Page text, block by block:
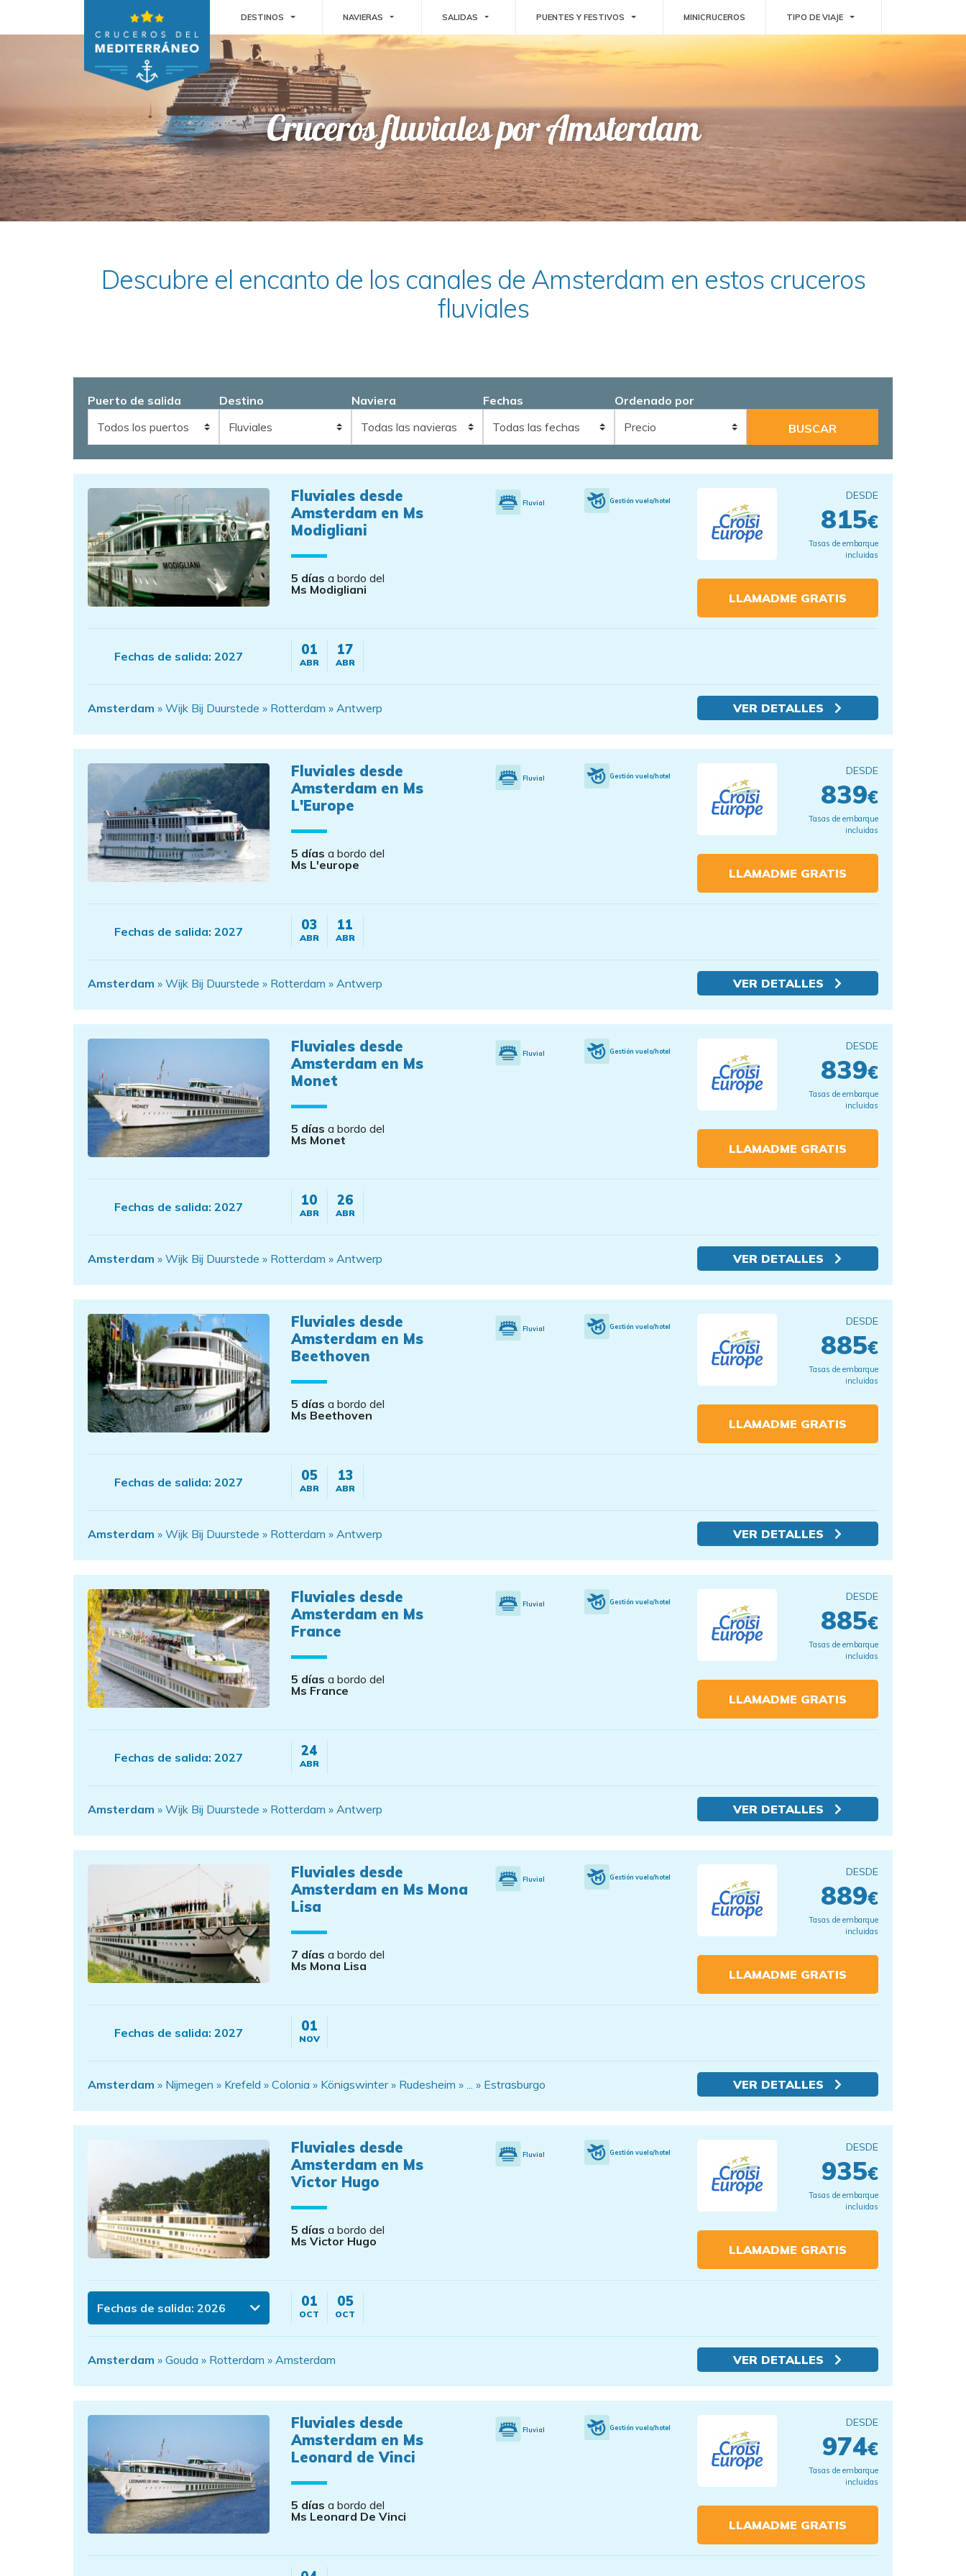
DESTINOS TOGGLE DROPDOWN
NAVIERAS TOGGLE DROPDOWN
SALIDAS TOGGLE DROPDOWNPUENTES Y FESTIVOS TOGGLE DROPDOWN
MINICRUCEROS TIPO DE VIAJE TOGGLE DROPDOWN
Cruceros fluviales por Amsterdam
Descubre el encanto de los canales de Amsterdam en estos cruceros
fluviales
Puerto de salida Destino Naviera Fechas Ordenado por
Fluviales desde
Amsterdam en Ms
Modigliani
5 días a bordo del
Ms Modigliani
Fluvial Gestión vuelo/hotel DESDE
815€
Tasas de embarque
incluidas
LLAMADME GRATIS
Fechas de salida: 2027 01
ABR
17
ABR
Amsterdam » Wijk Bij Duurstede » Rotterdam » Antwerp VER DETALLES
Fluviales desde
Amsterdam en Ms
L'Europe
5 días a bordo del
Ms L'europe
Fluvial Gestión vuelo/hotel DESDE
839€
Tasas de embarque
incluidas
LLAMADME GRATIS
Fechas de salida: 2027 03
ABR
11
ABR
Amsterdam » Wijk Bij Duurstede » Rotterdam » Antwerp VER DETALLES
Fluviales desde
Amsterdam en Ms
Monet
5 días a bordo del
Ms Monet
Fluvial Gestión vuelo/hotel DESDE
839€
Tasas de embarque
incluidas
LLAMADME GRATIS
Fechas de salida: 2027 10
ABR
26
ABR
Amsterdam » Wijk Bij Duurstede » Rotterdam » Antwerp VER DETALLES
Fluviales desde
Amsterdam en Ms
Beethoven
5 días a bordo del
Ms Beethoven
Fluvial Gestión vuelo/hotel DESDE
885€
Tasas de embarque
incluidas
LLAMADME GRATIS
Fechas de salida: 2027 05
ABR
13
ABR
Amsterdam » Wijk Bij Duurstede » Rotterdam » Antwerp VER DETALLES
Fluviales desde
Amsterdam en Ms
France
5 días a bordo del
Ms France
Fluvial Gestión vuelo/hotel DESDE
885€
Tasas de embarque
incluidas
LLAMADME GRATIS
Fechas de salida: 2027 24
ABR
Amsterdam » Wijk Bij Duurstede » Rotterdam » Antwerp VER DETALLES
Fluviales desde
Amsterdam en Ms Mona
Lisa
7 días a bordo del
Ms Mona Lisa
Fluvial Gestión vuelo/hotel DESDE
889€
Tasas de embarque
incluidas
LLAMADME GRATIS
Fechas de salida: 2027 01
NOV
Amsterdam » Nijmegen » Krefeld » Colonia » Königswinter » Rudesheim » ... » Estrasburgo VER DETALLES
Fluviales desde
Amsterdam en Ms
Victor Hugo
5 días a bordo del
Ms Victor Hugo
Fluvial Gestión vuelo/hotel DESDE
935€
Tasas de embarque
incluidas
LLAMADME GRATIS
Fechas de salida: 2026 01
OCT
05
OCT
Amsterdam » Gouda » Rotterdam » Amsterdam VER DETALLES
Fluviales desde
Amsterdam en Ms
Leonard de Vinci
5 días a bordo del
Ms Leonard De Vinci
Fluvial Gestión vuelo/hotel DESDE
974€
Tasas de embarque
incluidas
LLAMADME GRATIS